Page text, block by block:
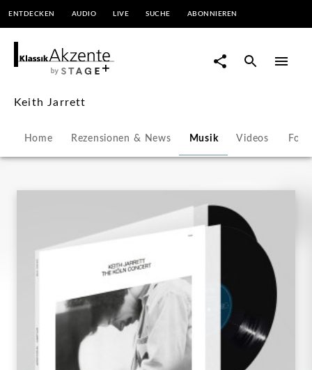
Keith
Jarrett
KlassikAkzente
by
ENTDECKEN AUDIO LIVE SUCHE ABONNIEREN
Keith Jarrett
Home Rezensionen & News Musik Videos